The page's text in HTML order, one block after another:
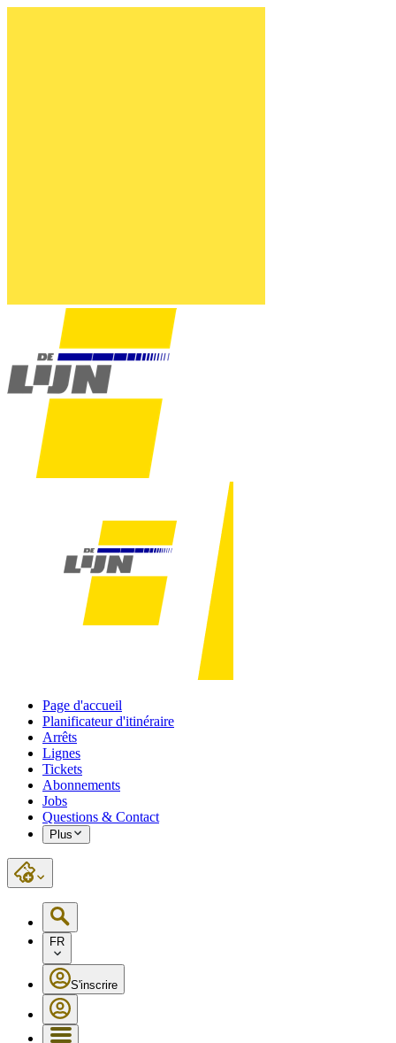
Page d'accueil
Planificateur d'itinéraire
Arrêts
Lignes
Tickets
Abonnements
Jobs
Questions & Contact
Plus
FR
S'inscrire